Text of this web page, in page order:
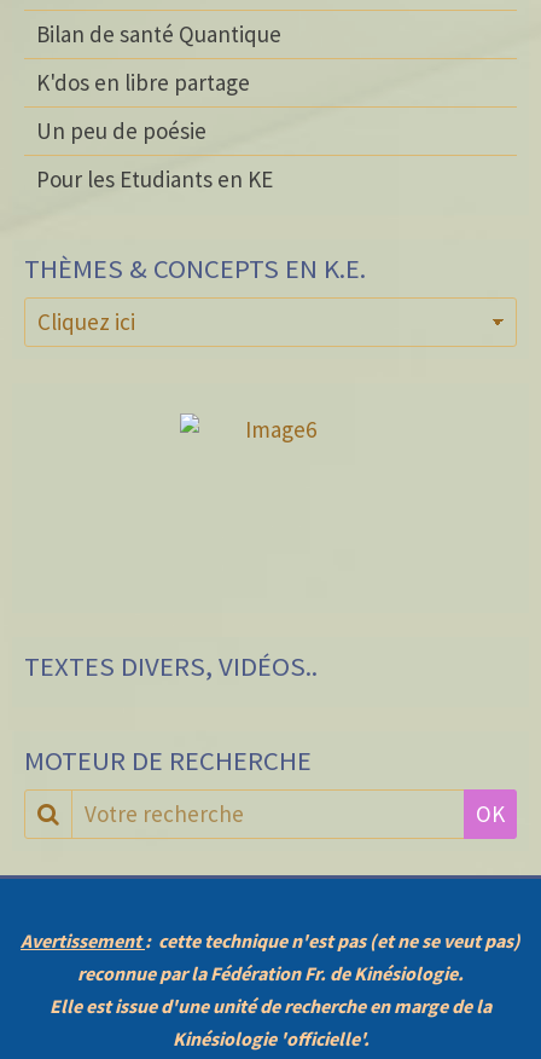
Bilan de santé Quantique
K'dos en libre partage
Un peu de poésie
Pour les Etudiants en KE
THÈMES & CONCEPTS EN K.E.
TEXTES DIVERS, VIDÉOS..
MOTEUR DE RECHERCHE
OK
Avertissement: cette technique n'est pas (et ne se veut pas)
reconnue par la Fédération Fr. de Kinésiologie.
Elle est issue d'une unité de recherche en marge de la
Kinésiologie 'officielle'.